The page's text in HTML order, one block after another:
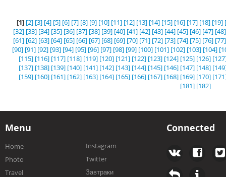
[1] [2] [3] [4] [5] [6] [7] [8] [9] [10] [11] [12] [13] [14] [15] [16] [17] [18] [19]
[32] [33] [34] [35] [36] [37] [38] [39] [40] [41] [42] [43] [44] [45] [46] [47] [48]
[61] [62] [63] [64] [65] [66] [67] [68] [69] [70] [71] [72] [73] [74] [75] [76] [77]
[90] [91] [92] [93] [94] [95] [96] [97] [98] [99] [100] [101] [102] [103] [104]
[115] [116] [117] [118] [119] [120] [121] [122] [123] [124] [125] [126]
[137] [138] [139] [140] [141] [142] [143] [144] [145] [146] [147] [148]
[159] [160] [161] [162] [163] [164] [165] [166] [167] [168] [169] [170]
[181] [182]
Menu
Home
Photo
Travel
Instagram
Twitter
Завтраки
Connected